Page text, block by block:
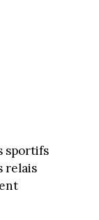
sportifs
relais